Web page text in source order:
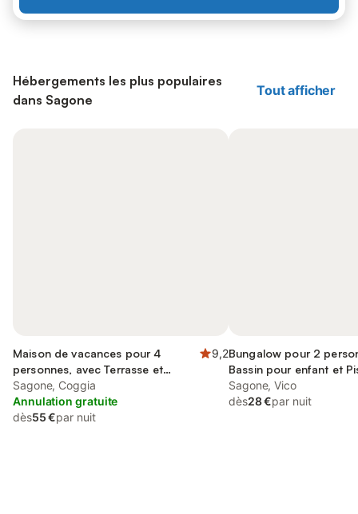
Hébergements les plus populaires
dans Sagone
Tout afficher
Maison de vacances pour 4
personnes, avec Terrasse et
Jardin
9,2
Sagone, Coggia
Annulation gratuite
dès55 €par nuit
Bungalow pour 2
Bassin pour enfant et
Sagone, Vico
dès28 €par nuit